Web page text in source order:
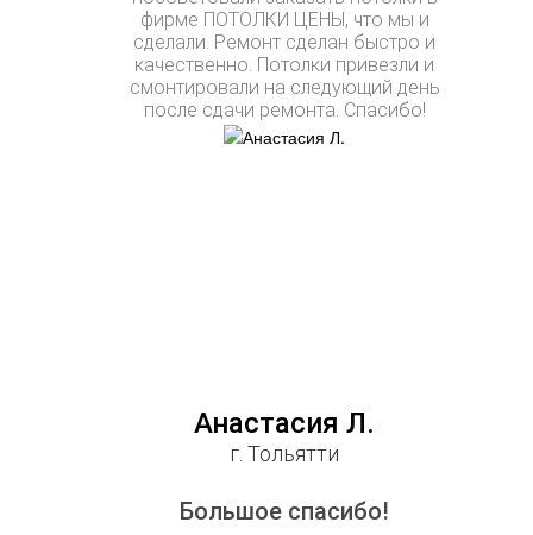
фирме ПОТОЛКИ ЦЕНЫ, что мы и
сделали. Ремонт сделан быстро и
качественно. Потолки привезли и
смонтировали на следующий день
после сдачи ремонта. Спасибо!
Анастасия Л.
г. Тольятти
Большое спасибо!